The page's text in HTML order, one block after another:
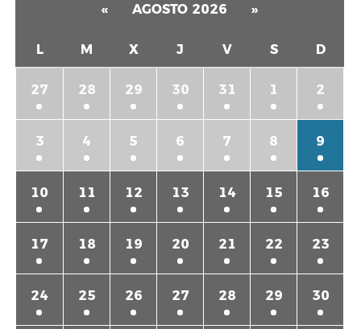
« AGOSTO 2026 »
L M X J V S D
27 28 29 30 31 1 2
3 4 5 6 7 8 9
10 11 12 13 14 15 16
17 18 19 20 21 22 23
24 25 26 27 28 29 30